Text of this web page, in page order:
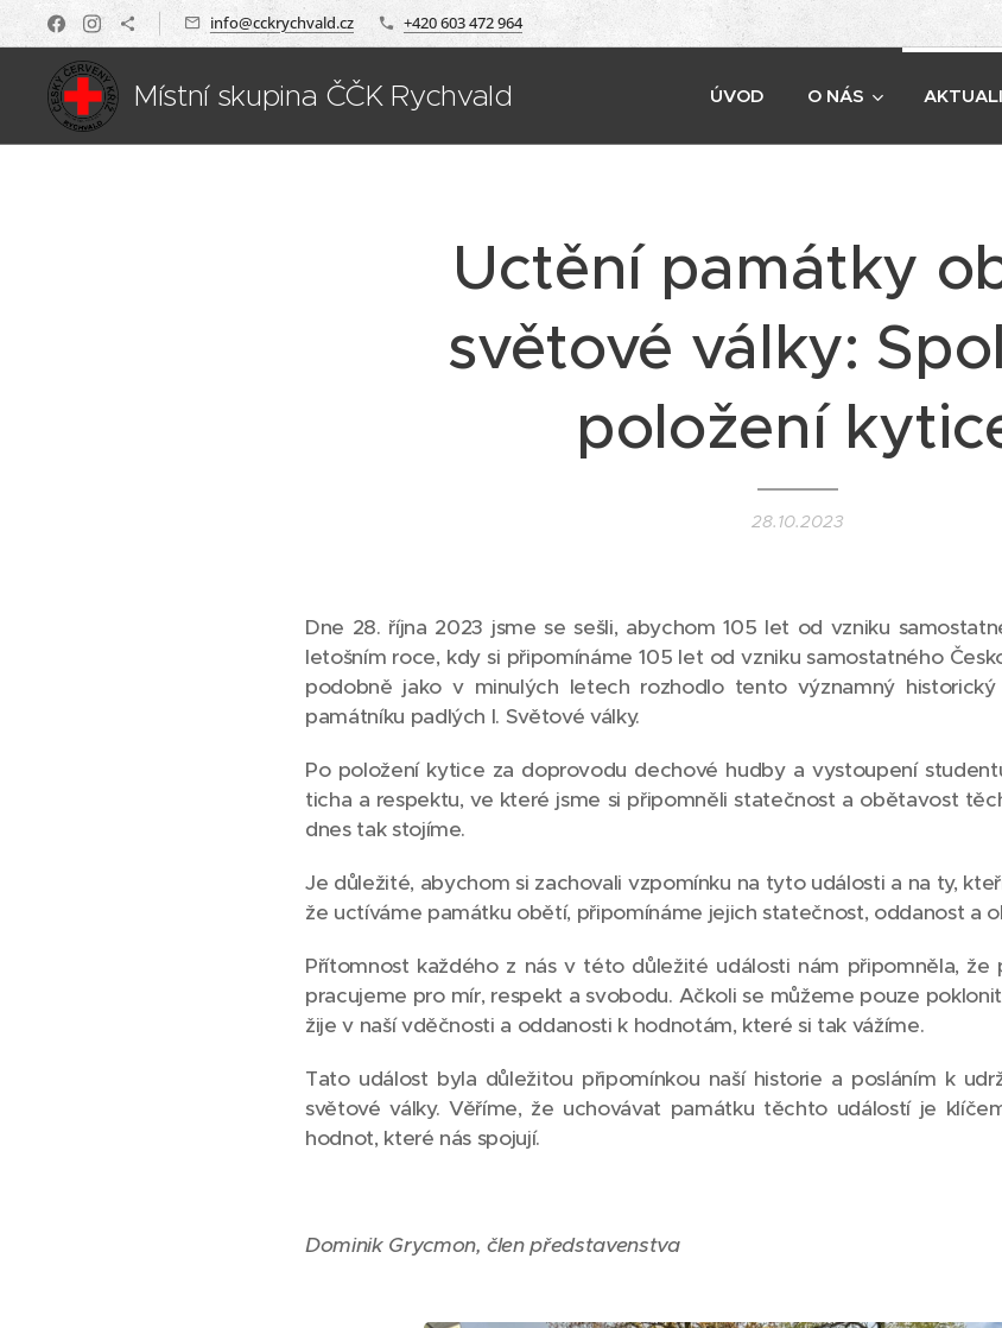
info@cckrychvald.cz +420 603 472 964
Místní skupina ČČK Rychvald ÚVOD O NÁS
Uctění památky
světové války:
položení
28.10.2023
Dne 28. října 2023 jsme se sešli, abychom 105 let od vzniku
letošním roce, kdy si připomínáme 105 let od vzniku samostatného
podobně jako v minulých letech rozhodlo tento významný
památníku padlých I. Světové války.
Po položení kytice za doprovodu dechové hudby a vystoupení
ticha a respektu, ve které jsme si připomněli statečnost a obětavost
dnes tak stojíme.
Je důležité, abychom si zachovali vzpomínku na tyto události a na ty,
že uctíváme památku obětí, připomínáme jejich statečnost, oddanost a
Přítomnost každého z nás v této důležité události nám připomněla, že
pracujeme pro mír, respekt a svobodu. Ačkoli se můžeme pouze
žije v naší vděčnosti a oddanosti k hodnotám, které si tak vážíme.
Tato událost byla důležitou připomínkou naší historie a posláním k
světové války. Věříme, že uchovávat památku těchto událostí je
hodnot, které nás spojují.
Dominik Grycmon, člen představenstva